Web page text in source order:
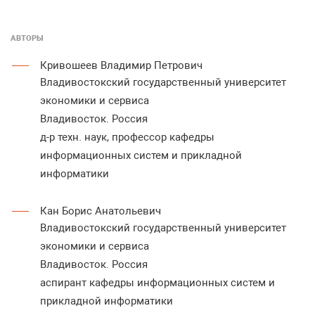
АВТОРЫ
Кривошеев Владимир Петрович
Владивостокский государственный университет
экономики и сервиса
Владивосток. Россия
д-р техн. наук, профессор кафедры
информационных систем и прикладной
информатики
Кан Борис Анатольевич
Владивостокский государственный университет
экономики и сервиса
Владивосток. Россия
аспирант кафедры информационных систем и
прикладной информатики